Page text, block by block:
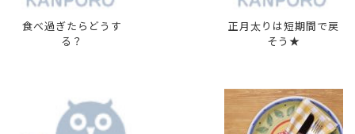
食べ過ぎたらどうす
る？
正月太りは短期間で戻
そう★